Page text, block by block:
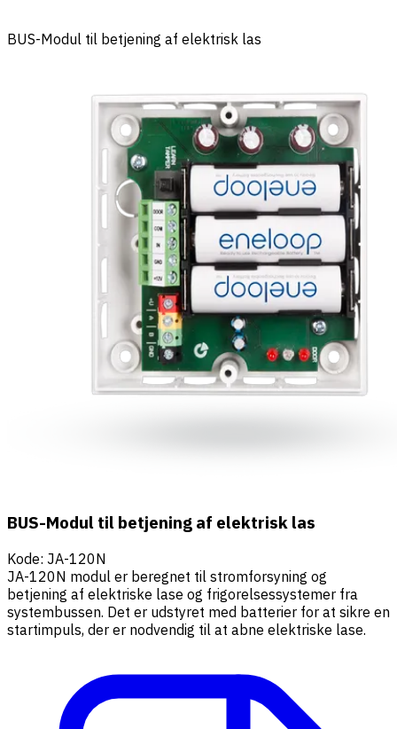
BUS-Modul til betjening af elektrisk las
BUS-Modul til betjening af elektrisk las
Kode: JA-120N
JA-120N modul er beregnet til stromforsyning og
betjening af elektriske lase og frigorelsessystemer fra
systembussen. Det er udstyret med batterier for at sikre en
startimpuls, der er nodvendig til at abne elektriske lase.